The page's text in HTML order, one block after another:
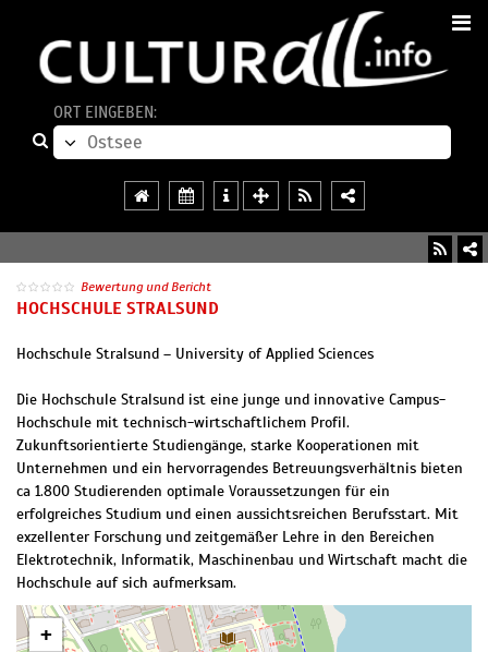
ORT EINGEBEN:
Bewertung und Bericht
HOCHSCHULE STRALSUND
Hochschule Stralsund – University of Applied Sciences
Die Hochschule Stralsund ist eine junge und innovative Campus-
Hochschule mit technisch-wirtschaftlichem Profil.
Zukunftsorientierte Studiengänge, starke Kooperationen mit
Unternehmen und ein hervorragendes Betreuungsverhältnis bieten
ca 1.800 Studierenden optimale Voraussetzungen für ein
erfolgreiches Studium und einen aussichtsreichen Berufsstart. Mit
exzellenter Forschung und zeitgemäßer Lehre in den Bereichen
Elektrotechnik, Informatik, Maschinenbau und Wirtschaft macht die
Hochschule auf sich aufmerksam.
+